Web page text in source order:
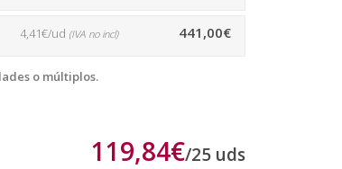
441,00€
4,41€/ud (IVA no incl)
o múltiplos.
119,84€/25 uds